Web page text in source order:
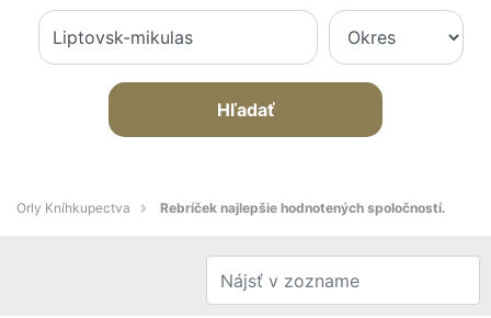
Hľadať
Orly Kníhkupectva Rebríček najlepšie hodnotených spoločností.